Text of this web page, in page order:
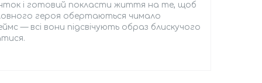
і готовий покласти життя на те, щоб
героя обертаються чимало
— всі вони підсвічують образ блискучого